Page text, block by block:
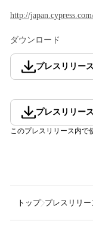
http://
ダウンロード
プレスリリース
プレスリリー
このプレスリリース内で
トップ プレスリリー